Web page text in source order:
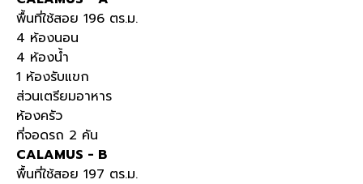
พื้นที่ใช้สอย 196 ตร.ม.
4 ห้องนอน
4 ห้องน้ำ
1 ห้องรับแขก
ส่วนเตรียมอาหาร
ห้องครัว
ที่จอดรถ 2 คัน
CALAMUS - B
พื้นที่ใช้สอย 197 ตร.ม.